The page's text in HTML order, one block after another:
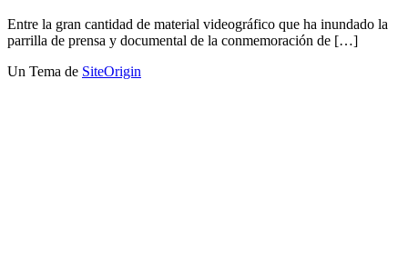
Entre la gran cantidad de material videográfico que ha inundado la
parrilla de prensa y documental de la conmemoración de […]
Un Tema de SiteOrigin